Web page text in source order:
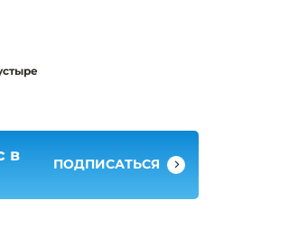
в
ПОДПИСАТЬСЯ